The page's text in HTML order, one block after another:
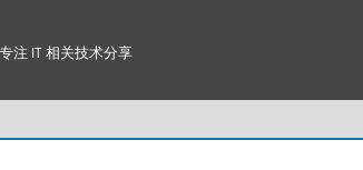
注 IT 相关技术分享